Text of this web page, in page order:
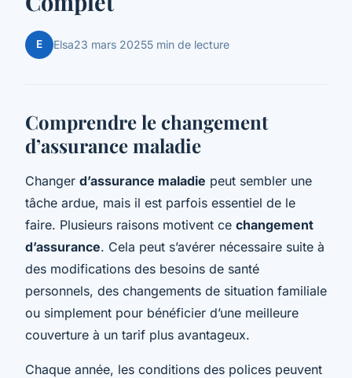
E Elsa23 mars 20255 min de lecture
Comprendre le changement
d’assurance maladie
Changer d’assurance maladie peut sembler une
tâche ardue, mais il est parfois essentiel de le
faire. Plusieurs raisons motivent ce changement
d’assurance. Cela peut s’avérer nécessaire suite à
des modifications des besoins de santé
personnels, des changements de situation familiale
ou simplement pour bénéficier d’une meilleure
couverture à un tarif plus avantageux.
Chaque année, les conditions des polices peuvent